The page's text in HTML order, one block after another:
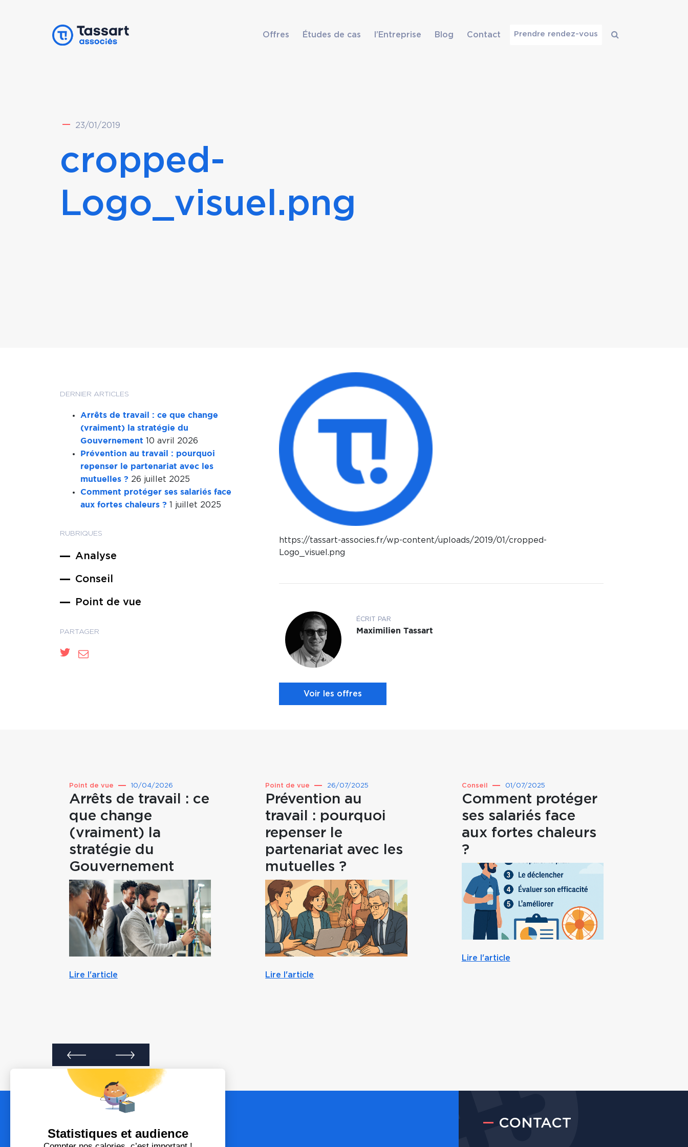
Offres Études de cas l’Entreprise Blog Contact Prendre rendez-vous
23/01/2019
cropped-
Logo_visuel.png
DERNIER ARTICLES
Arrêts de travail : ce que change
(vraiment) la stratégie du
Gouvernement 10 avril 2026
Prévention au travail : pourquoi
repenser le partenariat avec les
mutuelles ? 26 juillet 2025
Comment protéger ses salariés face
aux fortes chaleurs ? 1 juillet 2025
RUBRIQUES
Analyse
Conseil
Point de vue
PARTAGER
https://tassart-associes.fr/wp-content/uploads/2019/01/cropped-
Logo_visuel.png
ÉCRIT PAR
Maximilien Tassart
Voir les offres
Point de vue 10/04/2026
Arrêts de travail : ce
que change
(vraiment) la
stratégie du
Gouvernement
Lire l'article
Point de vue 26/07/2025
Prévention au
travail : pourquoi
repenser le
partenariat avec les
mutuelles ?
Lire l'article
Conseil 01/07/2025
Comment protéger
ses salariés face
aux fortes chaleurs
?
Lire l'article
Envoyez-nous un email CONTACT